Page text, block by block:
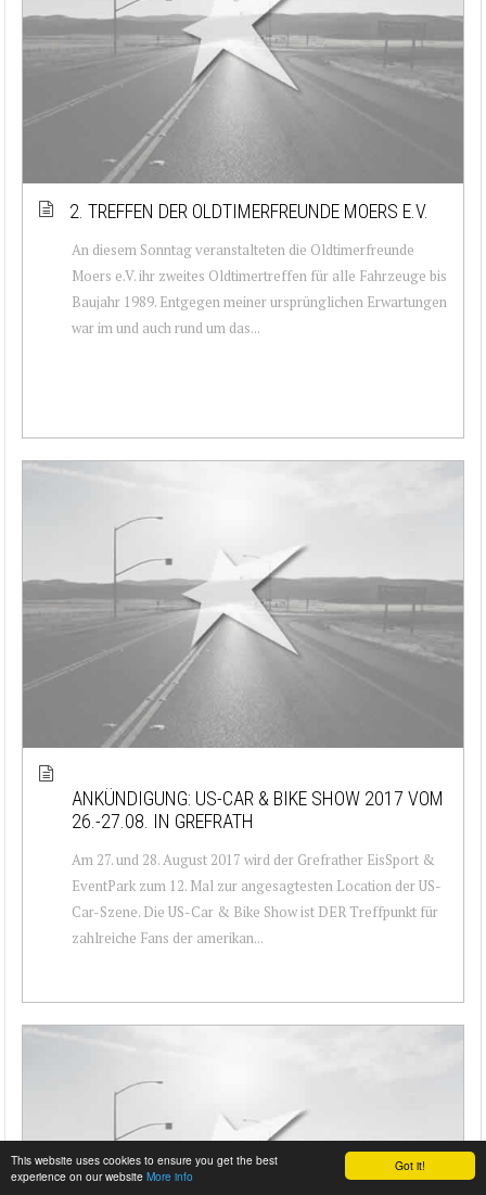
Got it!
This website uses cookies to ensure you get the best
experience on our website More info
2. TREFFEN DER OLDTIMERFREUNDE MOERS E.V.
An diesem Sonntag veranstalteten die Oldtimerfreunde
Moers e.V. ihr zweites Oldtimertreffen für alle Fahrzeuge bis
Baujahr 1989. Entgegen meiner ursprünglichen Erwartungen
war im und auch rund um das...
ANKÜNDIGUNG: US-CAR & BIKE SHOW 2017 VOM
26.-27.08. IN GREFRATH
Am 27. und 28. August 2017 wird der Grefrather EisSport &
EventPark zum 12. Mal zur angesagtesten Location der US-
Car-Szene. Die US-Car & Bike Show ist DER Treffpunkt für
zahlreiche Fans der amerikan...